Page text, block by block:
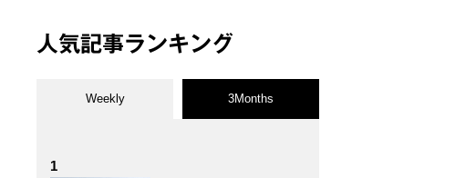
人気記事ランキング
Weekly 3Months
1